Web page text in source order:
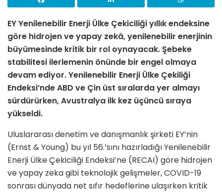
EY Yenilenebilir Enerji Ülke Çekiciliği yıllık endeksine
göre hidrojen ve yapay zekâ, yenilenebilir enerjinin
büyümesinde kritik bir rol oynayacak. Şebeke
stabilitesi ilerlemenin önünde bir engel olmaya
devam ediyor.Yenilenebilir Enerji Ülke Çekiliği
Endeksi’nde ABD ve Çin üst sıralarda yer almayı
sürdürürken, Avustralya ilk kez üçüncü sıraya
yükseldi.
Uluslararası denetim ve danışmanlık şirketi EY’nin
(Ernst & Young) bu yıl 56.’sını hazırladığı Yenilenebilir
Enerji Ülke Çekiciliği Endeksi’ne (RECAI) göre hidrojen
ve yapay zeka gibi teknolojik gelişmeler, COVID-19
sonrası dünyada net sıfır hedeflerine ulaşırken kritik